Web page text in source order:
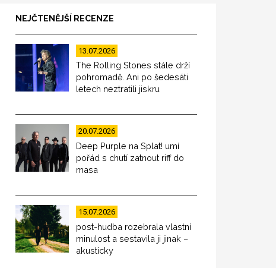
NEJČTENĚJŠÍ RECENZE
13.07.2026
The Rolling Stones stále drží
pohromadě. Ani po šedesáti
letech neztratili jiskru
20.07.2026
Deep Purple na Splat! umí
pořád s chutí zatnout riff do
masa
15.07.2026
post-hudba rozebrala vlastní
minulost a sestavila ji jinak –
akusticky